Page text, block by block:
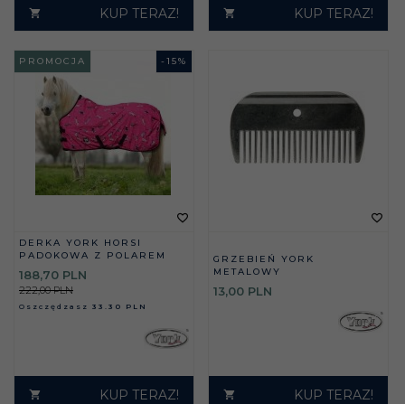
KUP TERAZ! KUP TERAZ!
- 15%
PROMOCJA
DERKA YORK HORSI
PADOKOWA Z POLAREM
188,70 PLN
222,00 PLN
Oszczędzasz 33.30 PLN
KUP TERAZ!
GRZEBIEŃ YORK
METALOWY
13,00 PLN
KUP TERAZ!